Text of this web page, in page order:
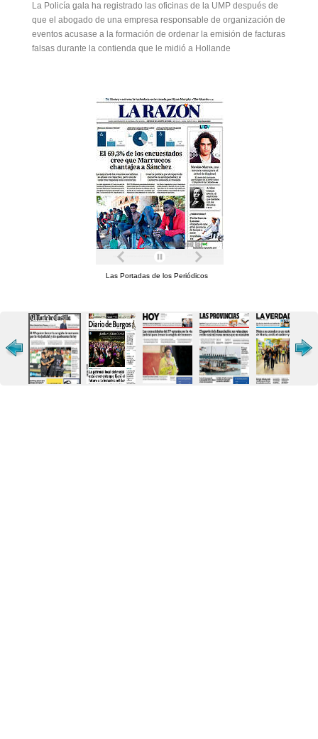
La Policía gala ha registrado las oficinas de la UMP después de
que el abogado de una empresa responsable de organización de
eventos acusase a la formación de ordenar la emisión de facturas
falsas durante la contienda que le midió a Hollande
Las Portadas de los Periódicos